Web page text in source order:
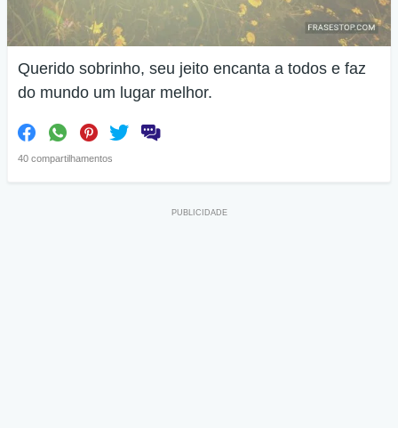
Querido sobrinho, seu jeito encanta a todos e faz
do mundo um lugar melhor.
40 compartilhamentos